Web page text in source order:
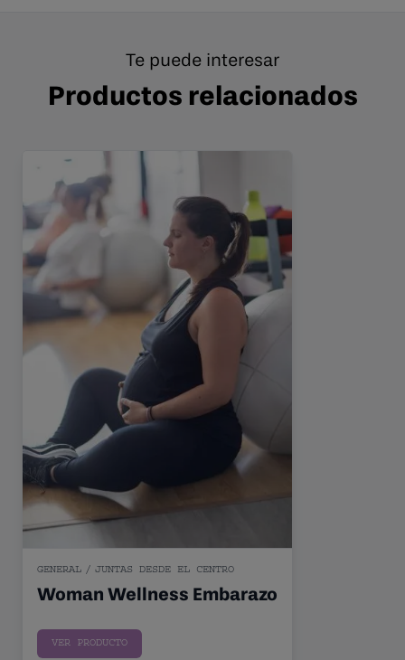
Te puede interesar
Productos relacionados
Woman Wellness Embarazo
GENERAL / JUNTAS DESDE EL CENTRO
Woman Wellness Embarazo
VER PRODUCTO